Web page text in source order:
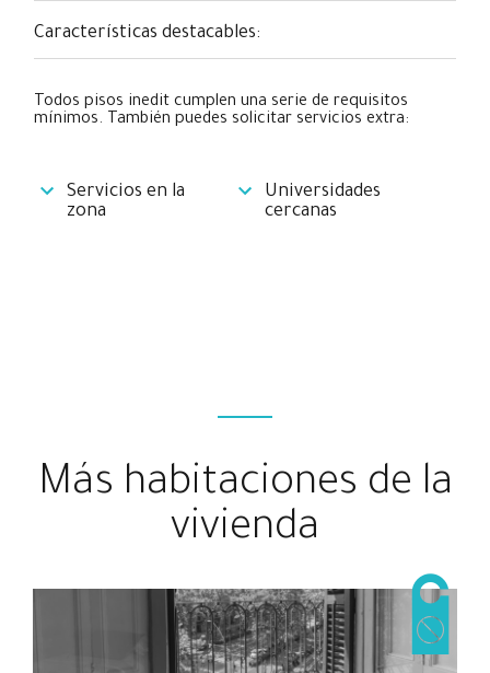
Características destacables:
Todos pisos inedit cumplen una serie de requisitos
mínimos. También puedes solicitar servicios extra:
Servicios en la
zona
Universidades
cercanas
Más habitaciones de la
vivienda